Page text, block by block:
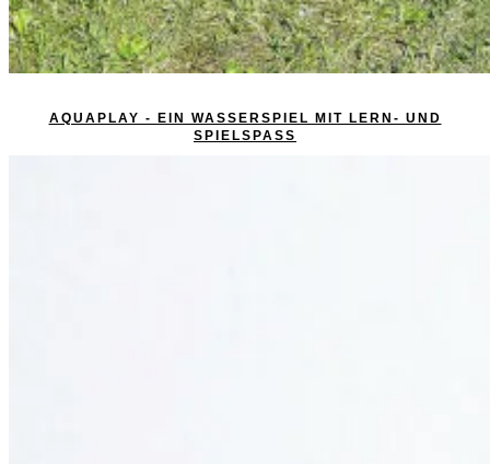
AQUAPLAY - EIN WASSERSPIEL MIT LERN- UND
SPIELSPASS